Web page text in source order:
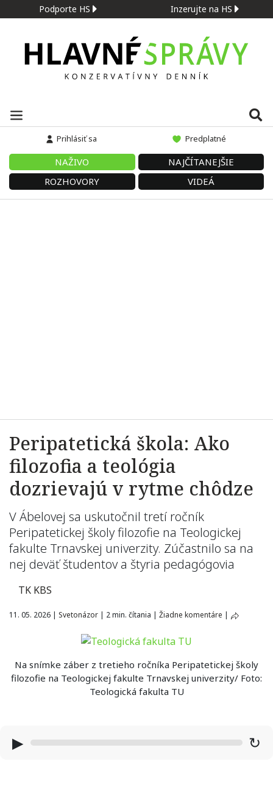
Podporte HS Inzerujte na HS
Prihlásiť sa Predplatné
NAŽIVO
NAJČÍTANEJŠIE
ROZHOVORY
VIDEÁ
Peripatetická škola: Ako
filozofia a teológia
dozrievajú v rytme chôdze
V Ábelovej sa uskutočnil tretí ročník
Peripatetickej školy filozofie na Teologickej
fakulte Trnavskej univerzity. Zúčastnilo sa na
nej deväť študentov a štyria pedagógovia
TK KBS
11. 05. 2026 | Svetonázor | 2 min. čítania | Žiadne komentáre |
Na snímke záber z tretieho ročníka Peripatetickej školy
filozofie na Teologickej fakulte Trnavskej univerzity/ Foto:
Teologická fakulta TU
▶ ↻